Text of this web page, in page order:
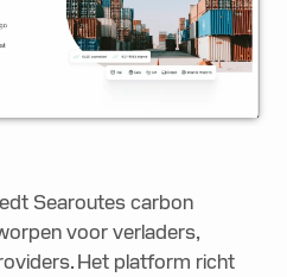
Searoutes carbon
voor verladers,
Het platform richt